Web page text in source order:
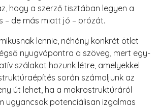
hogy a szerző tisztában legyen a
– de más miatt jó – prózát.
lennie, néhány konkrét ötlet
nyugvópontra a szöveg, mert egy-
szálakat hozunk létre, amelyekkel
során számoljunk az
út lehet, ha a makrostruktúráról
ugyancsak potenciálisan izgalmas